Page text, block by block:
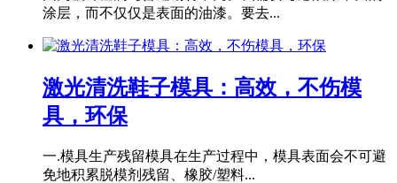
涂层，而不仅仅是表面的油漆。要去...
激光清洗鞋子模具：高效，不伤模
具，环保
一.模具生产残留模具在生产过程中，模具表面会不可避
免地积累脱模剂残留、橡胶/塑料...